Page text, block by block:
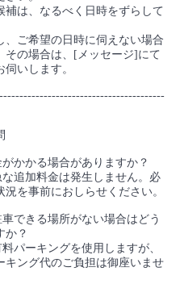
補は、なるべく日時をずらして
、ご希望の日時に伺えない場合
その場合は、[メッセージ]にて
いします。
がかかる場合がありますか？
な追加料金は発生しません。必
況を事前におしらせください。
車できる場所がない場合はどう
か？
料パーキングを使用しますが、
キング代のご負担は御座いませ